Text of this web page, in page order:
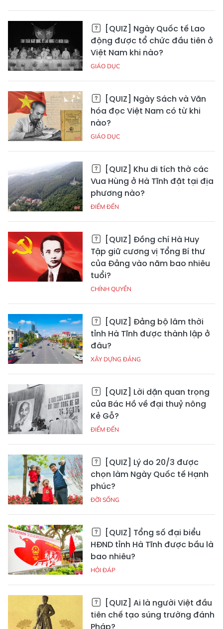
[QUIZ] Ngày Quốc tế Lao
động được tổ chức đầu tiên ở
Việt Nam khi nào?
GIÁO DỤC
[QUIZ] Ngày Sách và Văn
hóa đọc Việt Nam có từ khi
nào?
GIÁO DỤC
[QUIZ] Khu di tích thờ các
Vua Hùng ở Hà Tĩnh đặt tại địa
phương nào?
ĐIỂM ĐẾN
[QUIZ] Đồng chí Hà Huy
Tập giữ cương vị Tổng Bí thư
của Đảng vào năm bao nhiêu
tuổi?
CHÍNH QUYỀN
[QUIZ] Đảng bộ lâm thời
tỉnh Hà Tĩnh được thành lập ở
đâu?
XÂY DỰNG ĐẢNG
[QUIZ] Lời dặn quan trọng
của Bác Hồ về đại thuỷ nông
Kẻ Gỗ?
ĐIỂM ĐẾN
[QUIZ] Lý do 20/3 được
chọn làm Ngày Quốc tế Hạnh
phúc?
ĐỜI SỐNG
[QUIZ] Tổng số đại biểu
HĐND tỉnh Hà Tĩnh được bầu là
bao nhiêu?
HỎI ĐÁP
[QUIZ] Ai là người Việt đầu
tiên chế tạo súng trường đánh